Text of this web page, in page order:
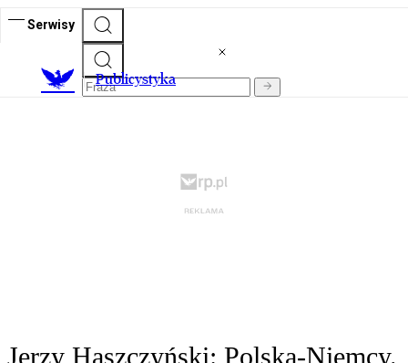
Serwisy
Publicystyka
Jerzy Haszczyński: Polska-Niemcy.